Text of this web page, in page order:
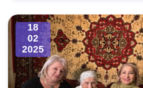
18
02
2025